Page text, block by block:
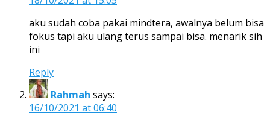
aku sudah coba pakai mindtera, awalnya belum bisa
fokus tapi aku ulang terus sampai bisa. menarik sih
ini
Reply
Rahmah says:
16/10/2021 at 06:40